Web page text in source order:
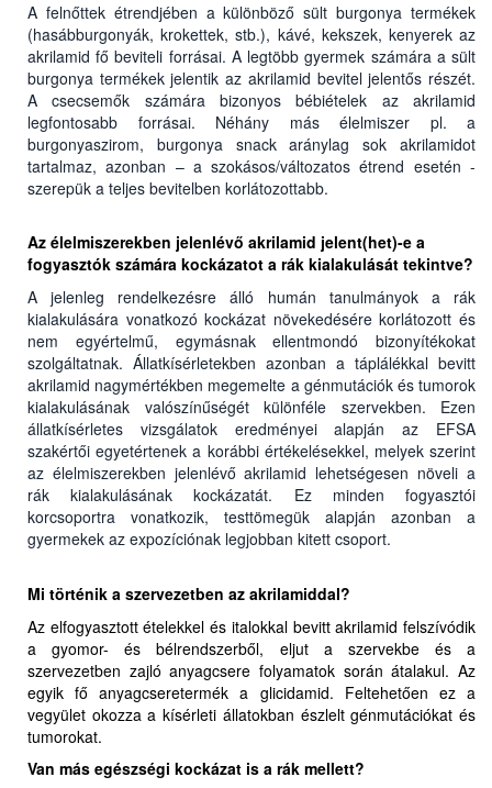
A felnőttek étrendjében a különböző sült burgonya termékek
(hasábburgonyák, krokettek, stb.), kávé, kekszek, kenyerek az
akrilamid fő beviteli forrásai. A legtöbb gyermek számára a sült
burgonya termékek jelentik az akrilamid bevitel jelentős részét.
A csecsemők számára bizonyos bébiételek az akrilamid
legfontosabb forrásai. Néhány más élelmiszer pl. a
burgonyaszirom, burgonya snack aránylag sok akrilamidot
tartalmaz, azonban – a szokásos/változatos étrend esetén -
szerepük a teljes bevitelben korlátozottabb.
Az élelmiszerekben jelenlévő akrilamid jelent(het)-e a
fogyasztók számára kockázatot a rák kialakulását tekintve?
A jelenleg rendelkezésre álló humán tanulmányok a rák
kialakulására vonatkozó kockázat növekedésére korlátozott és
nem egyértelmű, egymásnak ellentmondó bizonyítékokat
szolgáltatnak. Állatkísérletekben azonban a táplálékkal bevitt
akrilamid nagymértékben megemelte a génmutációk és tumorok
kialakulásának valószínűségét különféle szervekben. Ezen
állatkísérletes vizsgálatok eredményei alapján az EFSA
szakértői egyetértenek a korábbi értékelésekkel, melyek szerint
az élelmiszerekben jelenlévő akrilamid lehetségesen növeli a
rák kialakulásának kockázatát. Ez minden fogyasztói
korcsoportra vonatkozik, testtömegük alapján azonban a
gyermekek az expozíciónak legjobban kitett csoport.
Mi történik a szervezetben az akrilamiddal?
Az elfogyasztott ételekkel és italokkal bevitt akrilamid felszívódik
a gyomor- és bélrendszerből, eljut a szervekbe és a
szervezetben zajló anyagcsere folyamatok során átalakul. Az
egyik fő anyagcseretermék a glicidamid. Feltehetően ez a
vegyület okozza a kísérleti állatokban észlelt génmutációkat és
tumorokat.
Van más egészségi kockázat is a rák mellett?